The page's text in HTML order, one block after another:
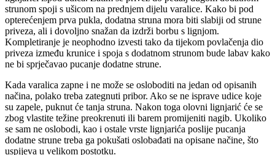
strunom spoji s ušicom na prednjem dijelu varalice. Kako bi pod
opterećenjem prva pukla, dodatna struna mora biti slabiji od strune
priveza, ali i dovoljno snažan da izdrži borbu s lignjom.
Kompletiranje je neophodno izvesti tako da tijekom povlačenja dio
priveza između krunice i spoja s dodatnom strunom bude labav kako
ne bi sprječavao pucanje dodatne strune.
Kada varalica zapne i ne može se osloboditi na jedan od opisanih
načina, polako treba zategnuti pribor. Ako se ne isprave udice koje
su zapele, puknut će tanja struna. Nakon toga olovni lignjarić će se
zbog vlastite težine preokrenuti ili barem promijeniti nagib. Ukoliko
se sam ne oslobodi, kao i ostale vrste lignjarića poslije pucanja
dodatne strune treba ga pokušati oslobađati na opisane načine, što
uspijeva u velikom postotku.